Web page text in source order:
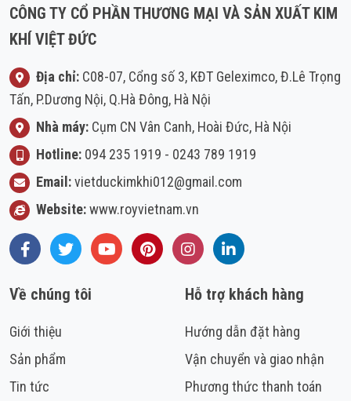
CÔNG TY CỔ PHẦN THƯƠNG MẠI VÀ SẢN XUẤT KIM
KHÍ VIỆT ĐỨC
Địa chỉ: C08-07, Cổng số 3, KĐT Geleximco, Đ.Lê Trọng
Tấn, P.Dương Nội, Q.Hà Đông, Hà Nội
Nhà máy: Cụm CN Vân Canh, Hoài Đức, Hà Nội
Hotline: 094 235 1919 - 0243 789 1919
Email:vietduckimkhi012@gmail.com
Website:www.royvietnam.vn
FacebookTwitterYoutubePinterestInstagramLinkedIn
Về chúng tôi
Giới thiệu
Sản phẩm
Tin tức
Hỗ trợ khách hàng
Hướng dẫn đặt hàng
Vận chuyển và giao nhận
Phương thức thanh toán